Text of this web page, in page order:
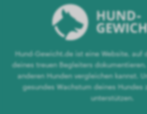
Hund-Gewicht.de ist eine Website, auf
deines treuen Begleiters
anderen Hunden vergleichen kannst.
gesundes Wachstum deines Hundes
unterstützen.